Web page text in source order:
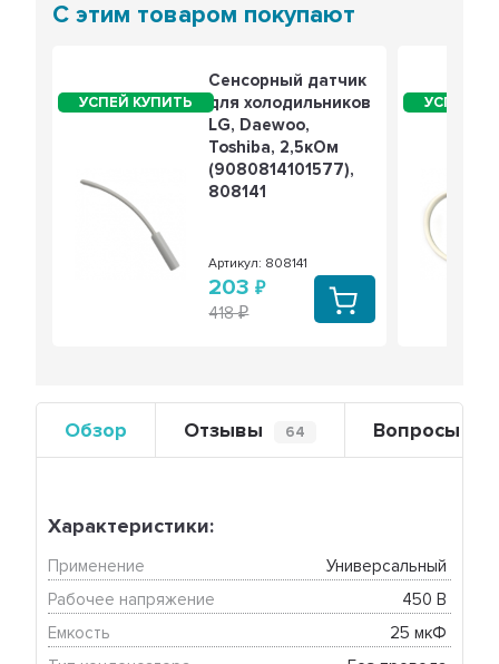
С этим товаром покупают
Сенсорный датчик
для холодильников
LG, Daewoo,
Toshiba, 2,5кОм
(9080814101577),
808141
Артикул: 808141
203
418
Обзор Отзывы 64 Вопросы
Характеристики:
Применение
Универсальный
Рабочее напряжение
450 В
Емкость
25 мкФ